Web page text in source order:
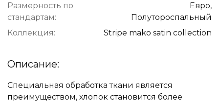
Размерность по
стандартам:
Евро,
Полутороспальный
Коллекция:
Stripe mako satin collection
Описание:
Специальная обработка ткани является
преимуществом, хлопок становится более